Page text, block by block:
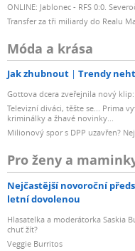
ONLINE: Jablonec - RFS 0:0.
Transfer za tři miliardy do Realu
Móda a krása
Jak zhubnout Trendy
Gottova dcera zveřejnila nový
Televizní diváci, těšte se... Prima
kriminálky a žhavé novinky...
Milionový spor s DPP uzavřen?
Pro ženy a
Nejčastější novoroční
letní dovolenou
Hlasatelka a moderátorka Saskia
chuť žít?
Veggie Burritos